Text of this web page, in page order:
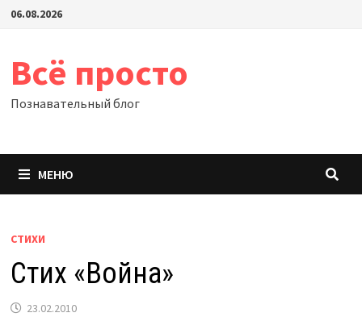
Перейти
06.08.2026
Всё просто
Познавательный блог
МЕНЮ
СТИХИ
Стих «Война»
23.02.2010